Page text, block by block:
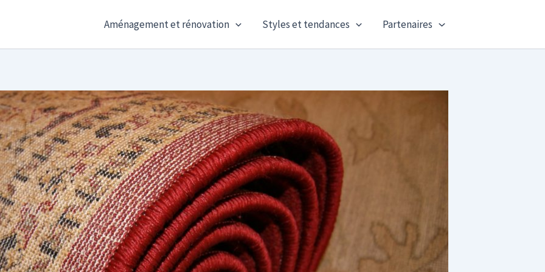
Aménagement et rénovation Styles et tendances Partenaires